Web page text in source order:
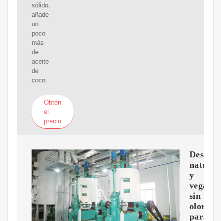
sólido,
añade
un
poco
más
de
aceite
de
coco.
Obtén
el
precio
natural
y
vegano
sin
olor
para